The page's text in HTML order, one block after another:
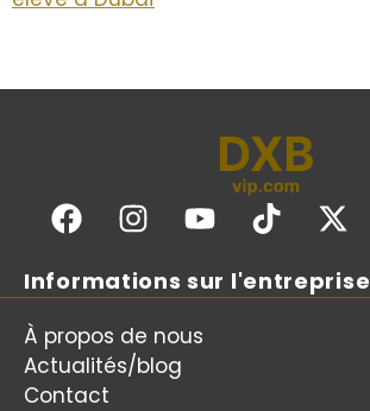
Informations sur l'entreprise
À propos de nous
Actualités/blog
Contact